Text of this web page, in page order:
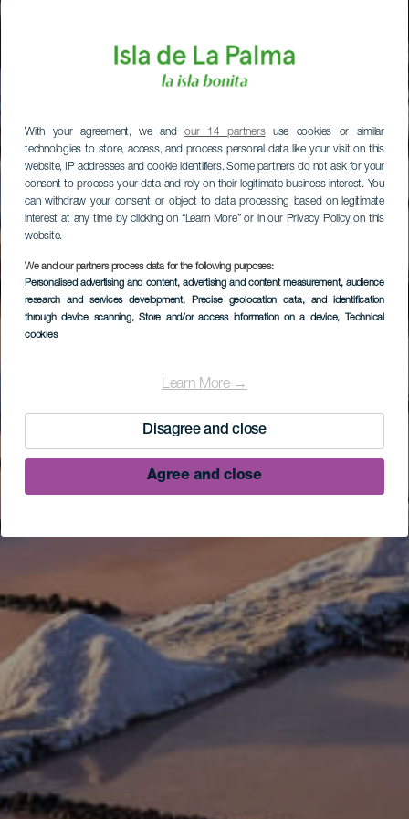
With your agreement, we andour 14 partnersuse cookies or similar
technologies to store, access, and process personal data like your visit on this
website, IP addresses and cookie identifiers. Some partners do not ask for your
consent to process your data and rely on their legitimate business interest. You
can withdraw your consent or object to data processing based on legitimate
interest at any time by clicking on “Learn More” or in our Privacy Policy on this
website.
We and our partners process data for the following purposes:
Personalised advertising and content, advertising and content measurement, audience
research and services development, Precise geolocation data, and identification
through device scanning, Store and/or access information on a device, Technical
cookies
Learn More →
Disagree and close
Agree and close